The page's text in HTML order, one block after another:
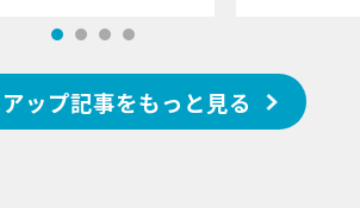
ップ記事をもっと見る